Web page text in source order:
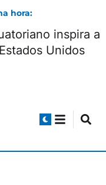
hora:
con la firma de